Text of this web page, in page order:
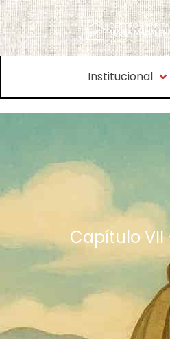
Institucional
Capítulo